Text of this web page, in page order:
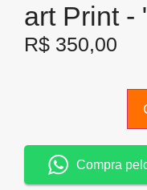
art Print -
R$ 350,00
Compra